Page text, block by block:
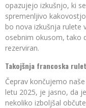
opazujejo izkušnjo, ki
spremenljivo
bo nova izkušnja rulete
osebnim okusom, tako
rezerviran.
Takojšnja francoska
Čeprav končujemo
letu 2025, je jasno, da
nekoliko izboljšal